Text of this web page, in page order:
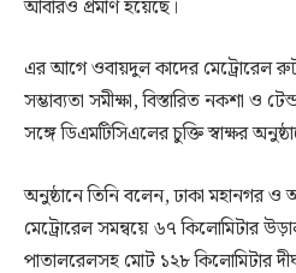
আবারও প্রমাণ হয়েছে।
এর আগে ওবায়দুল কাদের মেট্রোরেল
সম্ভাব্যতা সমীক্ষা, বিস্তারিত নকশা ও
সঙ্গে ডিএমটিসিএলের চুক্তি স্বাক্ষর
অনুষ্ঠানে তিনি বলেন, ঢাকা মহানগর
মেট্রোরেল সমন্বয়ে ৬৭ কিলোমিটার
পাতালরেলসহ মোট ১২৮ কিলোমিটার